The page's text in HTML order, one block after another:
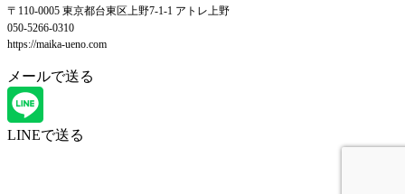
〒110-0005 東京都台東区上野7-1-1 アトレ上野
050-5266-0310
https://maika-ueno.com
メールで送る
LINEで送る